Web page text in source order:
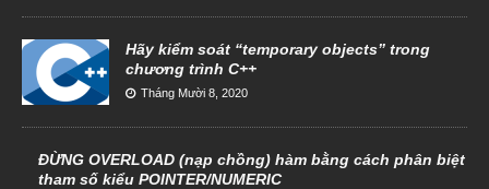
Hãy kiểm soát “temporary objects” trong
chương trình C++
Tháng Mười 8, 2020
ĐỪNG OVERLOAD (nạp chồng) hàm bằng cách phân biệt
tham số kiểu POINTER/NUMERIC